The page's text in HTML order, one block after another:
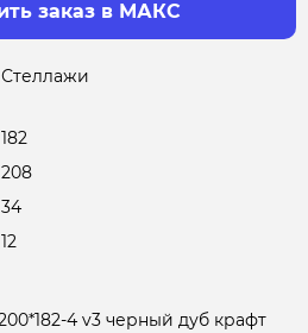
заказ в МАКС
Стеллажи
182
208
34
12
4 v3 черный дуб крафт